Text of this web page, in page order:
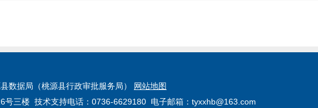
数据局（桃源县行政审批服务局） 网站地图
号三楼 技术支持电话：0736-6629180 电子邮箱：tyxxhb@163.com